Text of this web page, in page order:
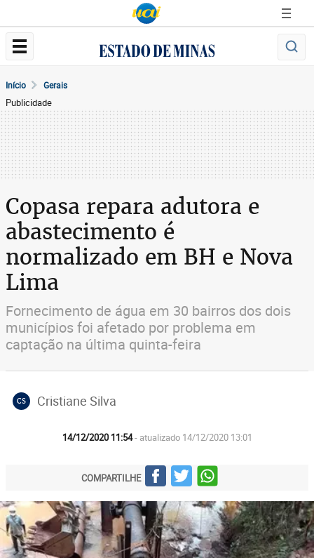
Início Gerais
Publicidade
Copasa repara adutora e
abastecimento é
normalizado em BH e Nova
Lima
Fornecimento de água em 30 bairros dos dois
municípios foi afetado por problema em
captação na última quinta-feira
CS Cristiane Silva
14/12/2020 11:54- atualizado 14/12/2020 13:01
COMPARTILHE